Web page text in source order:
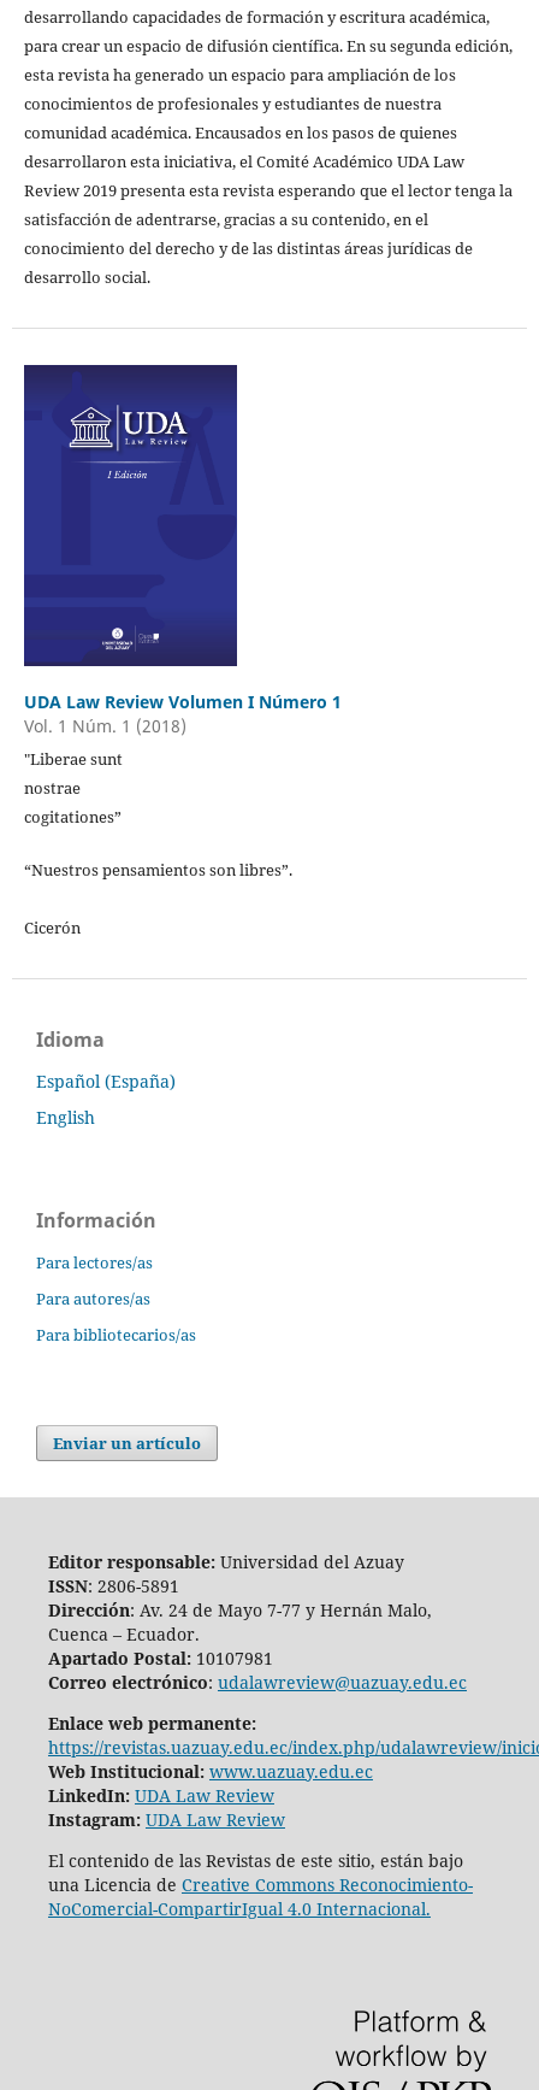
desarrollando capacidades de formación y escritura académica,
para crear un espacio de difusión científica. En su segunda edición,
esta revista ha generado un espacio para ampliación de los
conocimientos de profesionales y estudiantes de nuestra
comunidad académica. Encausados en los pasos de quienes
desarrollaron esta iniciativa, el Comité Académico UDA Law
Review 2019 presenta esta revista esperando que el lector tenga la
satisfacción de adentrarse, gracias a su contenido, en el
conocimiento del derecho y de las distintas áreas jurídicas de
desarrollo social.
UDA Law Review Volumen I Número 1
Vol. 1 Núm. 1 (2018)
"Liberae sunt
nostrae
cogitationes”
“Nuestros pensamientos son libres”.
Cicerón
Idioma
Español (España)
English
Información
Para lectores/as
Para autores/as
Para bibliotecarios/as
Enviar un artículo
Editor responsable:Universidad del Azuay
ISSN: 2806-5891
Dirección: Av. 24 de Mayo 7-77 y Hernán Malo,
Cuenca – Ecuador.
Apartado Postal:10107981
Correo electrónico: udalawreview@uazuay.edu.ec
Enlace web permanente:
https://revistas.uazuay.edu.ec/index.php/udalawreview/
Web Institucional: www.uazuay.edu.ec
LinkedIn: UDA Law Review
Instagram: UDA Law Review
El contenido de las Revistas de este sitio, están bajo
una Licencia de Creative Commons Reconocimiento-
NoComercial-CompartirIgual 4.0 Internacional.